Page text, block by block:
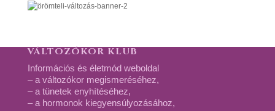
VÁLTOZÓKOR KLUB
Információs és életmód weboldal
– a változókor megismeréséhez,
– a tünetek enyhítéséhez,
– a hormonok kiegyensúlyozásához,